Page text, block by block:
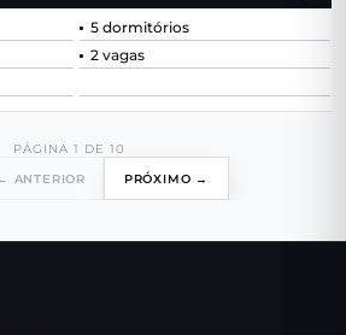
5 dormitórios
2 vagas
← ANTERIOR
PÁGINA 1 DE 10
PRÓXIMO →